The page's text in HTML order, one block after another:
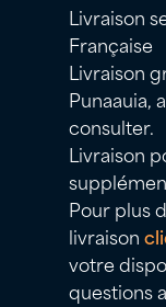
Livraison
Française
Livraison
Punaauia,
consulter.
Livraison
Pour plus
livraison
votre
questions